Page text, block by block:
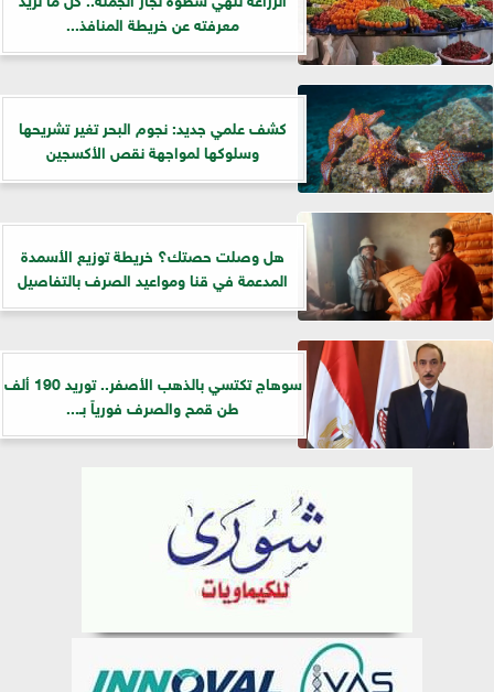
معرفته عن خريطة المنافذ...
كشف علمي جديد: نجوم البحر تغير تشريحها
وسلوكها لمواجهة نقص الأكسجين
هل وصلت حصتك؟ خريطة توزيع الأسمدة
المدعمة في قنا ومواعيد الصرف بالتفاصيل
سوهاج تكتسي بالذهب الأصفر.. توريد 190 ألف
طن قمح والصرف فورياً بـ...